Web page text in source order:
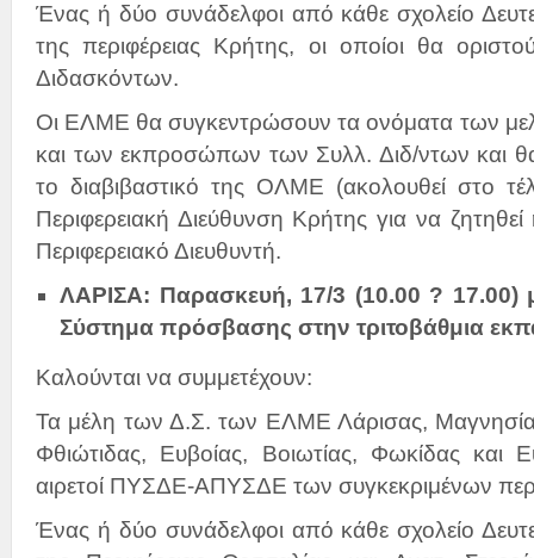
Ένας ή δύο συνάδελφοι από κάθε σχολείο
της περιφέρειας Κρήτης, οι οποίοι θα
Διδασκόντων.
Οι ΕΛΜΕ θα συγκεντρώσουν τα ονόματα των
και των εκπροσώπων των Συλλ. Διδ/ντων και
το διαβιβαστικό της ΟΛΜΕ (ακολουθεί στο
Περιφερειακή Διεύθυνση Κρήτης για να
Περιφερειακό Διευθυντή.
ΛΑΡΙΣΑ: Παρασκευή, 17/3 (10.00 ? 17.00)
Σύστημα πρόσβασης στην τριτοβάθμια
Καλούνται να συμμετέχουν:
Τα μέλη των Δ.Σ. των ΕΛΜΕ Λάρισας,
Φθιώτιδας, Ευβοίας, Βοιωτίας, Φωκίδας και
αιρετοί ΠΥΣΔΕ-ΑΠΥΣΔΕ των συγκεκριμένων
Ένας ή δύο συνάδελφοι από κάθε σχολείο